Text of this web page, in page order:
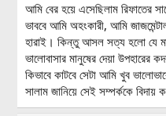
আমি বের হয়ে এসেছিলাম রিফাতের
ভাববে আমি অহংকারী, আমি
হারাই। কিন্তু আসল সত্য হলো যে
ভালোবাসার মানুষের দেয়া উপহারের
কিভাবে কাটবে সেটা আমি খুব
সালাম জানিয়ে সেই সম্পর্ককে বিদায়